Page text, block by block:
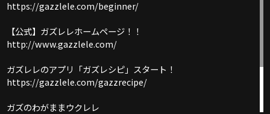
https://gazzlele.com/beginner/
【公式】ガズレレホームページ！！
http://www.gazzlele.com/
ガズレレのアプリ「ガズレシピ」スタート！
https://gazzlele.com/gazzrecipe/
ガズのわがままウクレレ